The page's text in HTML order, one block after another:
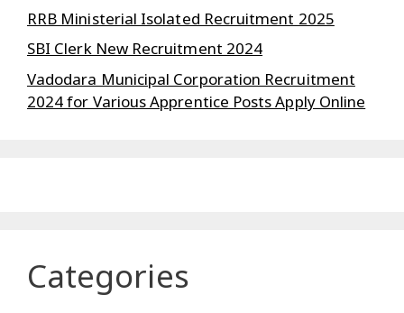
RRB Ministerial Isolated Recruitment 2025
SBI Clerk New Recruitment 2024
Vadodara Municipal Corporation Recruitment
2024 for Various Apprentice Posts Apply Online
Categories